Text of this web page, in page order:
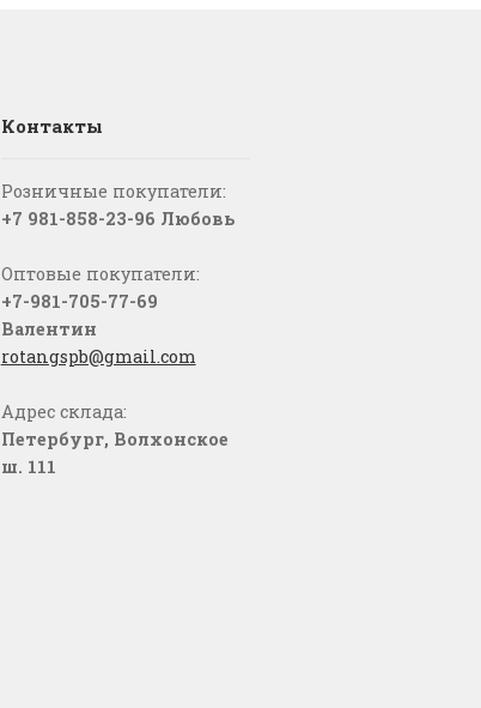
Контакты
Розничные покупатели:
+7 981-858-23-96 Любовь
Оптовые покупатели:
+7-981-705-77-69
Валентин
rotangspb@gmail.com
Адрес склада:
Петербург, Волхонское
ш. 111